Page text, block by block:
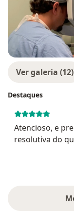
Ver galeria (12)
Destaques
Atencioso, e
resolutiva do